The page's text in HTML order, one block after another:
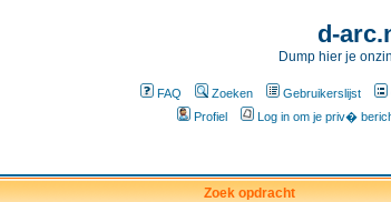
d-
Dump hier je
FAQ Zoeken Gebruikerslijst
Profiel
Log in om je priv�
Zoek opdracht